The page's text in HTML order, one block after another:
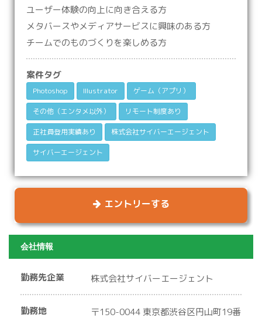
ユーザー体験の向上に向き合える方
メタバースやメディアサービスに興味のある方
チームでのものづくりを楽しめる方
案件タグ
‎Photoshop Illustrator ゲーム（アプリ）
その他（エンタメ以外） リモート制度あり
正社員登用実績あり 株式会社サイバーエージェント
サイバーエージェント
エントリーする
会社情報
勤務先企業 株式会社サイバーエージェント
勤務地
〒150-0044 東京都渋谷区円山町19番